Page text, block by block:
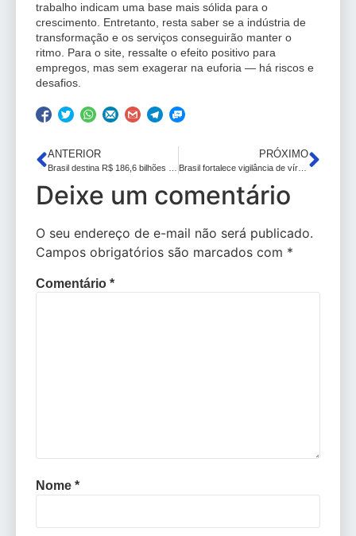
trabalho indicam uma base mais sólida para o
crescimento. Entretanto, resta saber se a indústria de
transformação e os serviços conseguirão manter o
ritmo. Para o site, ressalte o efeito positivo para
empregos, mas sem exagerar na euforia — há riscos e
desafios.
ANTERIOR PRÓXIMO
Brasil fortalece vigilância de vírus respiratórios e avalia impacto econômico da carga da doença
Deixe um comentário
O seu endereço de e-mail não será publicado.
Campos obrigatórios são marcados com *
Comentário *
Nome *